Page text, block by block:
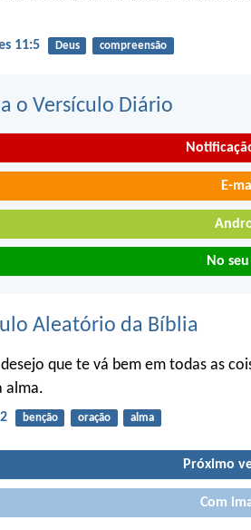
11:5 Deus compreensão
o Versículo Diário
E-
No
Aleatório da Bíblia
que te vá bem em todas as
alma.
benção oração alma
Próximo
Com